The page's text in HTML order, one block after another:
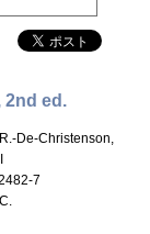
2nd ed.
De-Christenson,
7